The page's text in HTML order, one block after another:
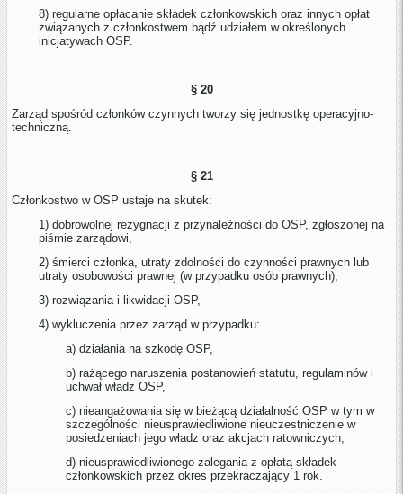
8) regularne opłacanie składek członkowskich oraz innych opłat
związanych z członkostwem bądź udziałem w określonych
inicjatywach OSP.
§ 20
Zarząd spośród członków czynnych tworzy się jednostkę operacyjno-
techniczną.
§ 21
Członkostwo w OSP ustaje na skutek:
1) dobrowolnej rezygnacji z przynależności do OSP, zgłoszonej na
piśmie zarządowi,
2) śmierci członka, utraty zdolności do czynności prawnych lub
utraty osobowości prawnej (w przypadku osób prawnych),
3) rozwiązania i likwidacji OSP,
4) wykluczenia przez zarząd w przypadku:
a) działania na szkodę OSP,
b) rażącego naruszenia postanowień statutu, regulaminów i
uchwał władz OSP,
c) nieangażowania się w bieżącą działalność OSP w tym w
szczególności nieusprawiedliwione nieuczestniczenie w
posiedzeniach jego władz oraz akcjach ratowniczych,
d) nieusprawiedliwionego zalegania z opłatą składek
członkowskich przez okres przekraczający 1 rok.